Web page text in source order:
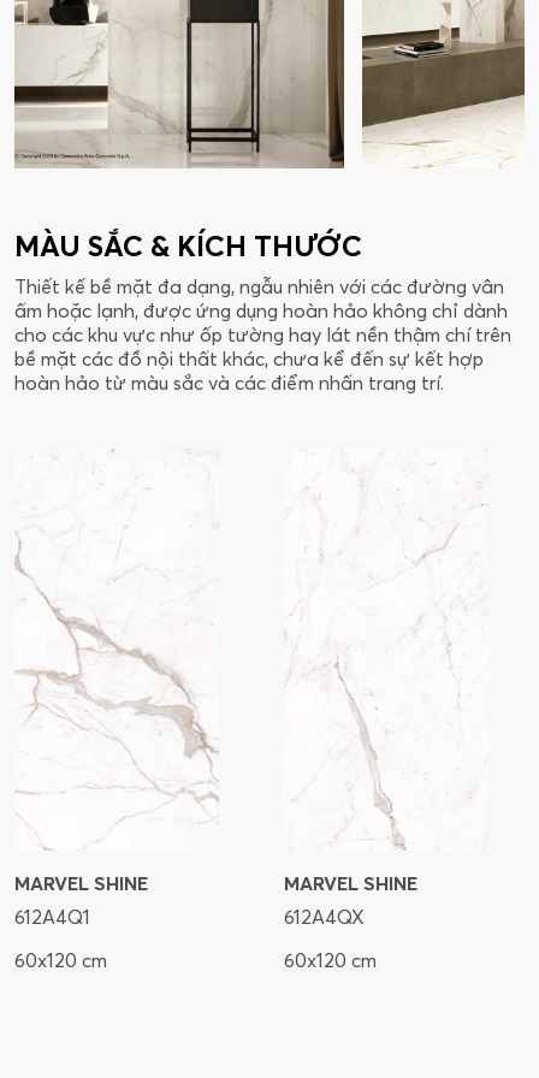
MÀU SẮC & KÍCH THƯỚC
Thiết kế bề mặt đa dạng, ngẫu nhiên với các đường vân
ấm hoặc lạnh, được ứng dụng hoàn hảo không chỉ dành
cho các khu vực như ốp tường hay lát nền thậm chí trên
bề mặt các đồ nội thất khác, chưa kể đến sự kết hợp
hoàn hảo từ màu sắc và các điểm nhấn trang trí.
MARVEL SHINE
612A4Q1
60x120 cm
MARVEL SHINE
612A4QX
60x120 cm